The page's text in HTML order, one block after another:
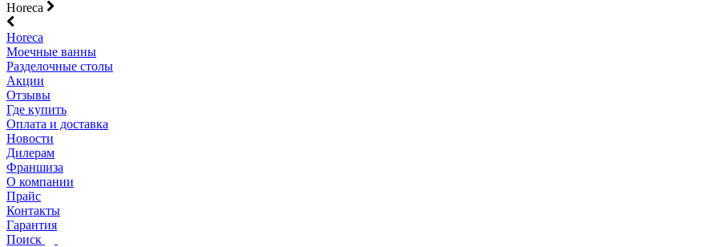
Horeca
Horeca
Моечные ванны
Разделочные столы
Акции
Отзывы
Где купить
Оплата и доставка
Новости
Дилерам
Франшиза
О компании
Прайс
Контакты
Гарантия
Поиск